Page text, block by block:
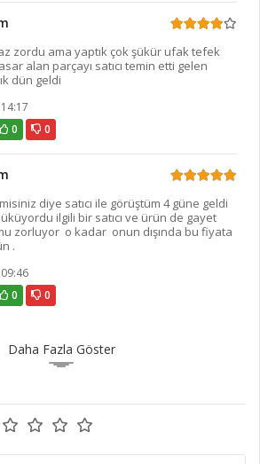
zordu ama yaptık çok şükür ufak tefek
alan parçayı satıcı temin etti gelen
dün geldi
0 0
diye satıcı ile görüştüm 4 güne geldi
ilgili bir satıcı ve ürün de gayet
zorluyor o kadar onun dışında bu fiyata
.
0 0
Daha Fazla Göster